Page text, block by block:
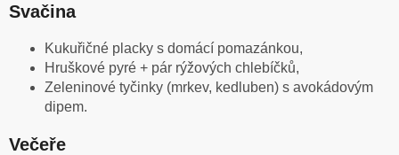
Svačina
Kukuřičné placky s domácí pomazánkou,
Hruškové pyré + pár rýžových chlebíčků,
Zeleninové tyčinky (mrkev, kedluben) s avokádovým
dipem.
Večeře